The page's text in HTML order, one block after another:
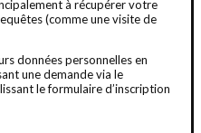
à récupérer votre
(comme une visite de
données personnelles en
une demande via le
le formulaire d’inscription